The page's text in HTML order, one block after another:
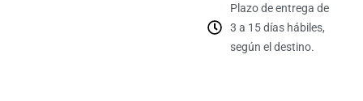
Plazo de entrega de
3 a 15 días hábiles,
según el destino.